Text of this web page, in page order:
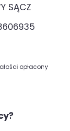
SĄCZ
opłacony